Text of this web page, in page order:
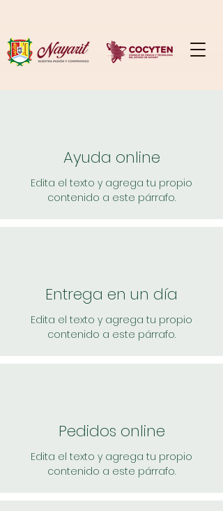
Ayuda online
Edita el texto y agrega tu propio
contenido a este párrafo.
Entrega en un día
Edita el texto y agrega tu propio
contenido a este párrafo.
Pedidos online
Edita el texto y agrega tu propio
contenido a este párrafo.